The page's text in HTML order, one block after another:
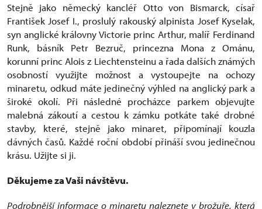
Stejně jako německý kancléř Otto von Bismarck, císař
František Josef I., proslulý rakouský alpinista Josef Kyselak,
syn anglické královny Victorie princ Arthur, malíř Ferdinand
Runk, básník Petr Bezruč, princezna Mona z Ománu,
korunní princ Alois z Liechtensteinu a řada dalších známých
osobností využijte možnost a vystoupejte na ochozy
minaretu, odkud máte jedinečný výhled na anglický park a
široké okolí. Při následné procházce parkem objevujte
malebná zákoutí a cestou k zámku potkáte také drobné
stavby, které, stejně jako minaret, připomínají kouzla
dávných časů. Každé roční období přináší svou jedinečnou
krásu. Užijte si ji.
Děkujeme za Vaši návštěvu.
Podrobnější informace o minaretu naleznete v brožuře, která